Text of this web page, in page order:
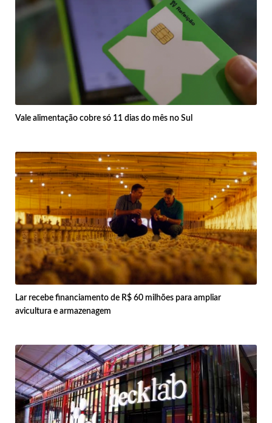
Vale alimentação cobre só 11 dias do mês no Sul
Lar recebe financiamento de R$ 60 milhões para ampliar
avicultura e armazenagem